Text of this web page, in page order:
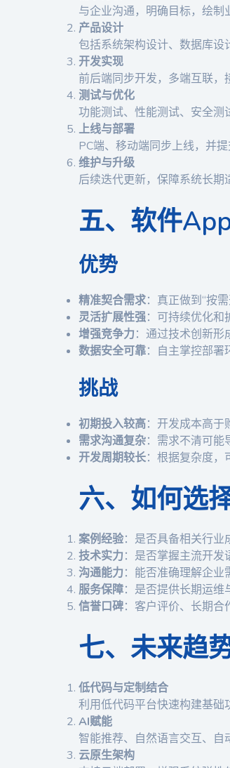
与企业沟通，明确目标，绘制
产品设计
包括系统架构设计、数据库设
开发实现
前后端同步开发，多端互联，
测试与优化
功能测试、性能测试、安全测
上线与部署
PC端、移动端同步上线，并提
维护与升级
后续迭代更新，保障系统长期
五、软件
优势
精准契合需求：真正做到“按需
灵活扩展性强：可持续优化和
增强竞争力：通过技术创新形
数据安全可靠：自主掌控部署
挑战
初期投入较高：开发成本高于
需求沟通复杂：需求不清可能
开发周期较长：根据复杂度，
六、如何选
案例经验：是否具备相关行业
技术实力：是否掌握主流开发
沟通能力：能否准确理解企业
服务保障：是否提供长期运维
信誉口碑：客户评价、长期合
七、未来趋
低代码与定制结合
利用低代码平台快速构建基础
AI赋能
智能推荐、自然语言交互、自
云原生架构